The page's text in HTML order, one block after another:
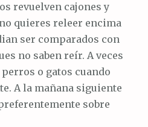
revuelven cajones y
quieres releer encima
ser comparados con
no saben reír. A veces
o gatos cuando
A la mañana siguiente
sobre